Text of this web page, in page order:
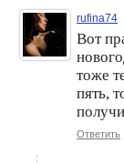
rufina74
Вот
тоже
пять,
Ответить